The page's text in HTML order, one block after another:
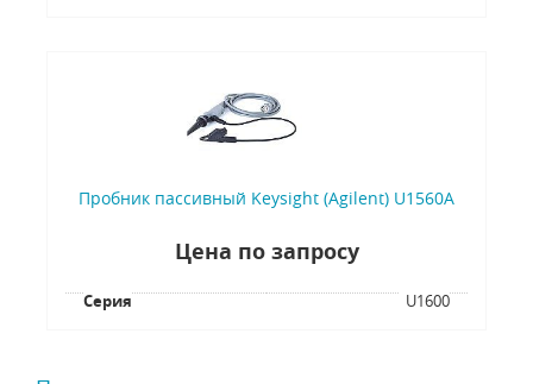
Пробник пассивный Keysight (Agilent) U1560A
Цена по запросу
Серия U1600